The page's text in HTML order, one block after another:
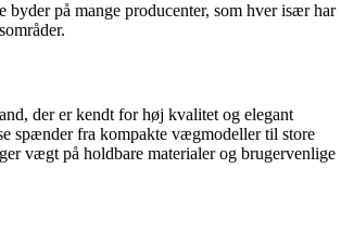
byder på mange producenter, som hver især har
der er kendt for høj kvalitet og elegant
spænder fra kompakte vægmodeller til store
vægt på holdbare materialer og brugervenlige